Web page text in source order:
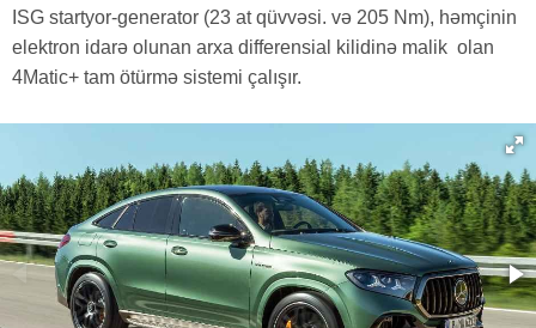
ISG startyor-generator (23 at qüvvəsi. və 205 Nm), həmçinin
elektron idarə olunan arxa differensial kilidinə malik olan
4Matic+ tam ötürmə sistemi çalışır.